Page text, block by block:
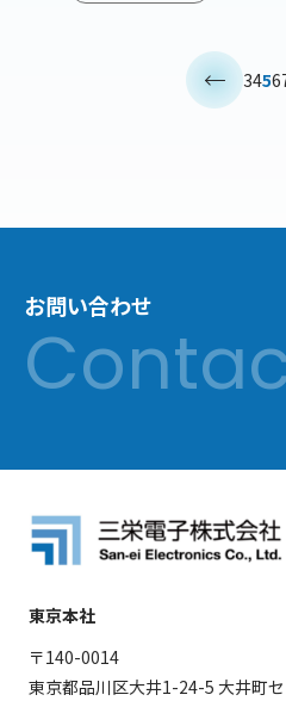
3456
お問い合わせ
東京本社
〒140-0014
東京都品川区大井1-24-5 大井町